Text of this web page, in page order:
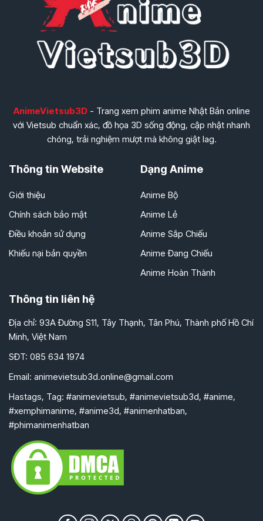
AnimeVietsub3D- Trang xem phim anime Nhật Bản online
với Vietsub chuẩn xác, đồ họa 3D sống động, cập nhật nhanh
chóng, trải nghiệm mượt mà không giật lag.
Thông tin Website
Giới thiệu
Chính sách bảo mật
Điều khoản sử dụng
Khiếu nại bản quyền
Dạng Anime
Anime Bộ
Anime Lẻ
Anime Sắp Chiếu
Anime Đang Chiếu
Anime Hoàn Thành
Thông tin liên hệ
Địa chỉ: 93A Đường S11, Tây Thạnh, Tân Phú, Thành phố Hồ Chí
Minh, Việt Nam
SĐT: 085 634 1974
Email: animevietsub3d.online@gmail.com
Hastags, Tag: #animevietsub, #animevietsub3d, #anime,
#xemphimanime, #anime3d, #animenhatban,
#phimanimenhatban